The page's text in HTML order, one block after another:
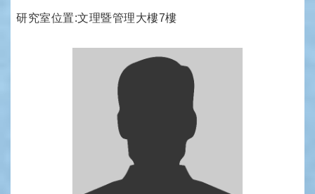
研究室位置:文理暨管理大樓7樓